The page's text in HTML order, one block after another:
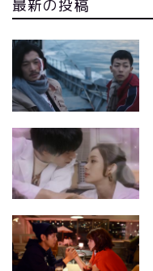
最新の投稿